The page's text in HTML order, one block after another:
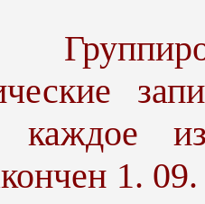
каждое
1.